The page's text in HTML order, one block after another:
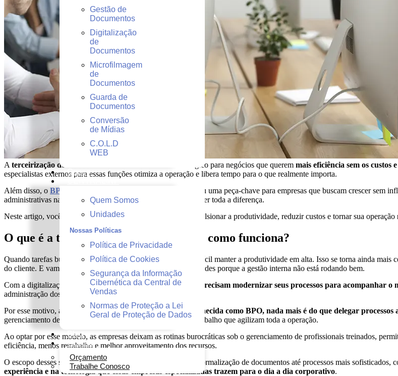
Gestão de
Documentos
Digitalização
de
Documentos
Microfilmagem
de
Documentos
Guarda de
Documentos
Conversão
de Mídias
C.O.L.D
WEB
Cases
CENTRALINF
Quem Somos
Unidades
Nossas Políticas
Política de Privacidade
Política de Cookies
Segurança da Informação
Cibernética da Central de
Vendas
Normas de Proteção a Lei
Geral de Proteção de Dados
Blog
Contato
Orçamento
Trabalhe Conosco
A terceirização do backoffice tem sido um caminho estratégico para negócios que querem mais eficiência sem os custos
especialistas externos para essas funções otimiza a operação e libera tempo para o que realmente importa.
Além disso, o BPO (Business Process Outsourcing)
se tornou uma peça-chave para empresas que buscam crescer sem
administrativas nas mãos de quem entende do assunto pode fazer toda a diferença.
Neste artigo, você vai entender como essa estratégia pode impulsionar a produtividade, reduzir custos e tornar sua
O que é a terceirização do backoffice e como funciona?
Quando tarefas burocráticas consomem tempo e recursos, é difícil manter a produtividade em alta. Isso se torna ainda
do cliente. E vamos combinar: ninguém quer perder oportunidades porque a gestão interna não está rodando bem.
Com a digitalização avançando a passos largos,as empresas precisam modernizar seus processos para acompanhar o
administração dos negócios seja ágil, segura e eficiente.
Por esse motivo, a terceirização do backoffice, também conhecida como BPO, nada mais é do que delegar
gerenciamento de documentos até a automação de fluxos de trabalho que agilizam toda a operação.
Ao optar por esse modelo, as empresas deixam as rotinas burocráticas sob o gerenciamento de profissionais treinados,
eficiência, menos retrabalho e melhor aproveitamento dos recursos.
O escopo desses serviços varia bastante, abrangendo desde a formalização de documentos até processos mais
experiência e na tecnologia que essas empresas especializadas trazem para o dia a dia corporativo.